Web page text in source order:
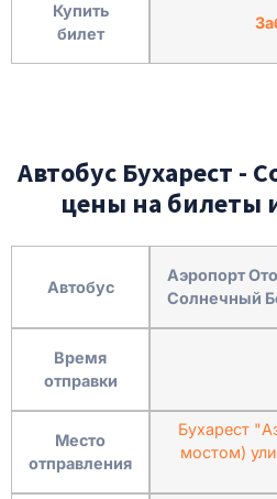
Купить
билет
Автобус Бухарест -
цены на билеты
Автобус
Время
отправки
Место
отправления
Аэропорт
Солнечный
Бухарест
мостом)